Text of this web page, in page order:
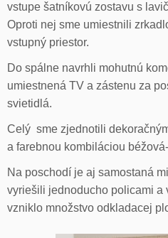
vstupe šatníkovú zostavu s
Oproti nej sme umiestnili
vstupný priestor.
Do spálne navrhli mohutnú
umiestnená TV a zástenu za
svietidlá.
Celý sme zjednotili
a farebnou kombiláciou
Na poschodí je aj samostaná
vyriešili jednoducho policami a
vzniklo množstvo odkladacej